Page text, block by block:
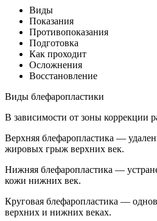
Виды
Показания
Противопоказания
Подготовка
Как проходит
Осложнения
Восстановление
Виды блефаропластики
В зависимости от зоны коррекции
Верхняя блефаропластика —
жировых грыж верхних век.
Нижняя блефаропластика —
кожи нижних век.
Круговая блефаропластика —
верхних и нижних веках.